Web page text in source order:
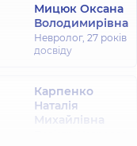
Мицюк Оксана
Володимирівна
Невролог, 27 років
досвіду
Карпенко
Наталія
Михайлівна